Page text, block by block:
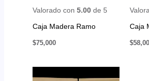
Valorado con 5.00de 5
Caja Madera Ramo
$75,000
Caja
$